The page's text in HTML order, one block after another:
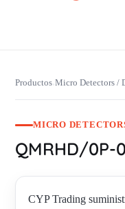
Productos›Micro Detectors /
MICRO
QMRHD/0P-
CYP Trading